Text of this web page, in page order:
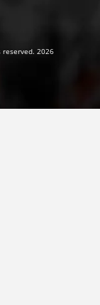
reserved. 2026